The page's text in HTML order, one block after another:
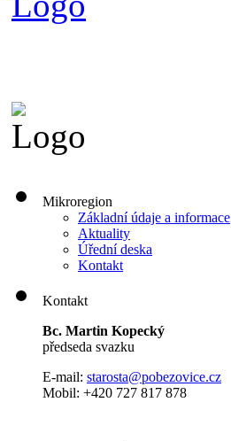
Mikroregion
Základní údaje a informace
Aktuality
Úřední deska
Kontakt
Kontakt
Bc. Martin Kopecký
předseda svazku
E-mail: starosta@pobezovice.cz
Mobil: +420 727 817 878